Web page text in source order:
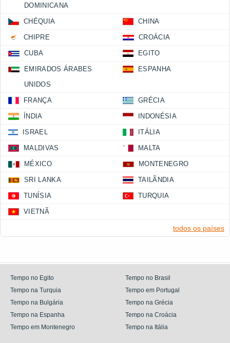
DOMINICANA
CHÉQUIA CHINA
CHIPRE CROÁCIA
CUBA EGITO
EMIRADOS ÁRABES
UNIDOS
ESPANHA
FRANÇA GRÉCIA
ÍNDIA INDONÉSIA
ISRAEL ITÁLIA
MALDIVAS MALTA
MÉXICO MONTENEGRO
SRI LANKA TAILÂNDIA
TUNÍSIA TURQUIA
VIETNÃ
todos os países
Tempo no Egito
Tempo no Brasil
Tempo na Turquia
Tempo em Portugal
Tempo na Bulgária
Tempo na Grécia
Tempo na Espanha
Tempo na Croácia
Tempo em Montenegro
Tempo na Itália